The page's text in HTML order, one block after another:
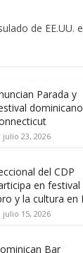
de EE.UU.
Parada y
julio 23, 2026
del CDP
en festival
y la cultura en
julio 15, 2026
Bar